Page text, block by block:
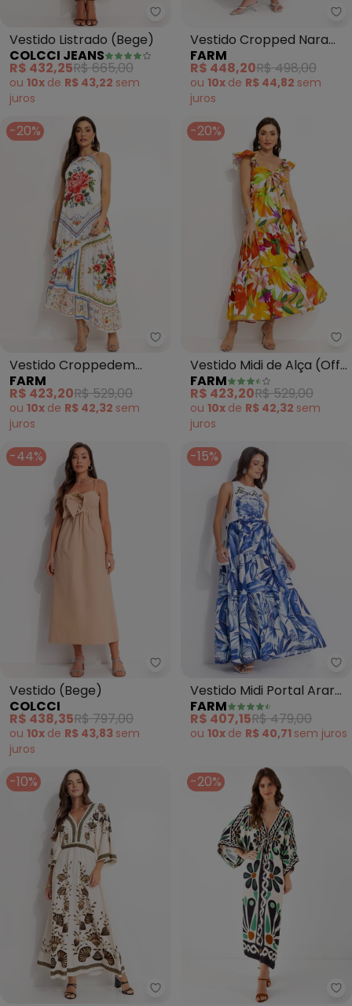
Colcci Jeans - Vestido Listrado
Vestido Listrado (Bege)
COLCCI JEANS
R$ 432,25R$ 665,00
ou 10x de R$ 43,22 sem
juros
Vestido Cropped Nara
Floral (Off White)
FARM
R$ 448,20R$ 498,00
ou 10x de R$ 44,82 sem
juros
-20%
Farm - Vestido Croppedem
Vestido Croppedem
Viscose (Off White)
FARM
R$ 423,20R$ 529,00
ou 10x de R$ 42,32 sem
juros
-20%
Vestido Midi de Alça (Off
White)
FARM
R$ 423,20R$ 529,00
ou 10x de R$ 42,32 sem
juros
-44%
Colcci - Vestido (Bege)
Vestido (Bege)
COLCCI
R$ 438,35R$ 797,00
ou 10x de R$ 43,83 sem
juros
-15%
Vestido Midi Portal Araras
(Off White)
FARM
R$ 407,15R$ 479,00
ou 10x de R$ 40,71 sem juros
-10%
Farm - Vestido Cropped
-20%